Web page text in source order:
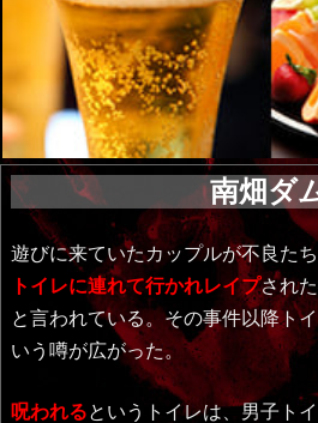
南畑ダ
遊びに来ていたカップルが不良たち
トイレに連れて行かれレイプされ
と言われている。その事件以降ト
いう噂が広がった。
呪われるというトイレは、男子ト